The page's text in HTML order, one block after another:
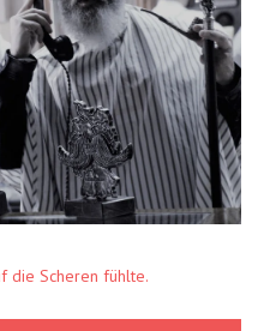
die Scheren fühlte.